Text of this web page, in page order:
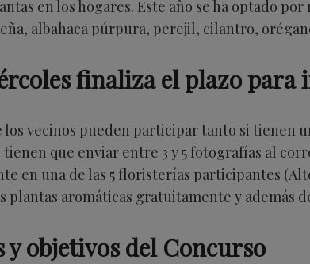
en los hogares. Este año se ha optado
albahaca púrpura, perejil, cilantro,
finaliza el plazo para
los vecinos pueden participar tanto si tienen
tienen que enviar entre 3 y 5 fotografías al
en una de las 5 floristerías participantes
plantas aromáticas gratuitamente y además
y objetivos del Concurso